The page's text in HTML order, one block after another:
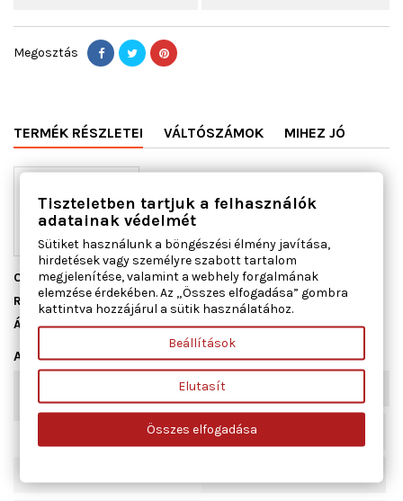
Megosztás
TERMÉK RÉSZLETEI VÁLTÓSZÁMOK MIHEZ JÓ
Cikkszám01.4824
Raktáron5 db
ÁllapotÚj
Adatlap
funkció
komfort funkcióval
Beépítési oldal
Tiszteletben tartjuk a felhasználók
adatainak védelmét
Sütiket használunk a böngészési élmény javítása,
hirdetések vagy személyre szabott tartalom
megjelenítése, valamint a webhely forgalmának
elemzése érdekében. Az „Összes elfogadása” gombra
kattintva hozzájárul a sütik használatához.
Beállítások
Elutasít
Összes elfogadása